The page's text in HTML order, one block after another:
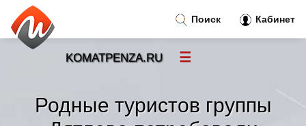
Родные туристов группы
Поиск Кабинет
KOMATPENZA.RU ☰
Новости»
Тренды новостей »